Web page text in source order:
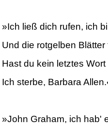
»Ich ließ dich rufen, ich
Und die rotgelben Blätter
Hast du kein letztes Wort
Ich sterbe, Barbara
»John Graham, ich hab'